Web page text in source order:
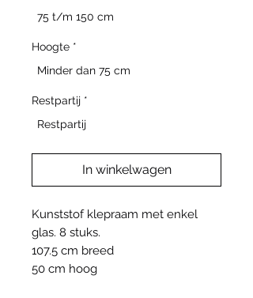
75 t/m 150 cm
Hoogte *
Minder dan 75 cm
Restpartij *
Restpartij
In winkelwagen
Kunststof klepraam met enkel
glas. 8 stuks.
107.5 cm breed
50 cm hoog